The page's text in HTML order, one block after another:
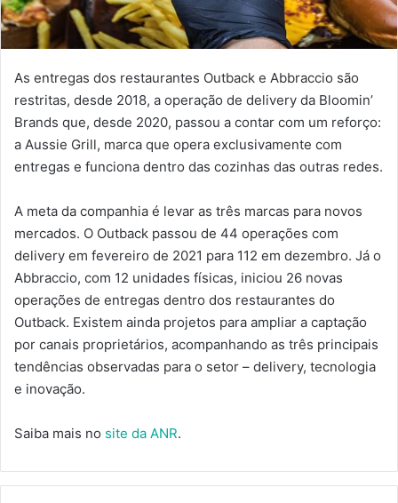
As entregas dos restaurantes Outback e Abbraccio são
restritas, desde 2018, a operação de delivery da Bloomin’
Brands que, desde 2020, passou a contar com um reforço:
a Aussie Grill, marca que opera exclusivamente com
entregas e funciona dentro das cozinhas das outras redes.
A meta da companhia é levar as três marcas para novos
mercados. O Outback passou de 44 operações com
delivery em fevereiro de 2021 para 112 em dezembro. Já o
Abbraccio, com 12 unidades físicas, iniciou 26 novas
operações de entregas dentro dos restaurantes do
Outback. Existem ainda projetos para ampliar a captação
por canais proprietários, acompanhando as três principais
tendências observadas para o setor – delivery, tecnologia
e inovação.
Saiba mais no site da ANR.